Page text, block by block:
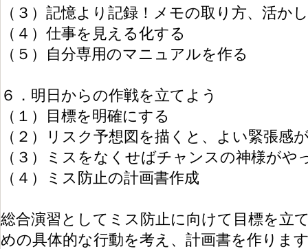
（３）記憶より記録！メモの取り方、活か
（４）仕事を見える化する
（５）自分専用のマニュアルを作る
６．明日からの作戦を立てよう
（１）目標を明確にする
（２）リスク予想図を描くと、よい緊張感
（３）ミスをなくせばチャンスの神様がや
（４）ミス防止の計画書作成
総合演習としてミス防止に向けて目標を立
めの具体的な行動を考え、計画書を作りま